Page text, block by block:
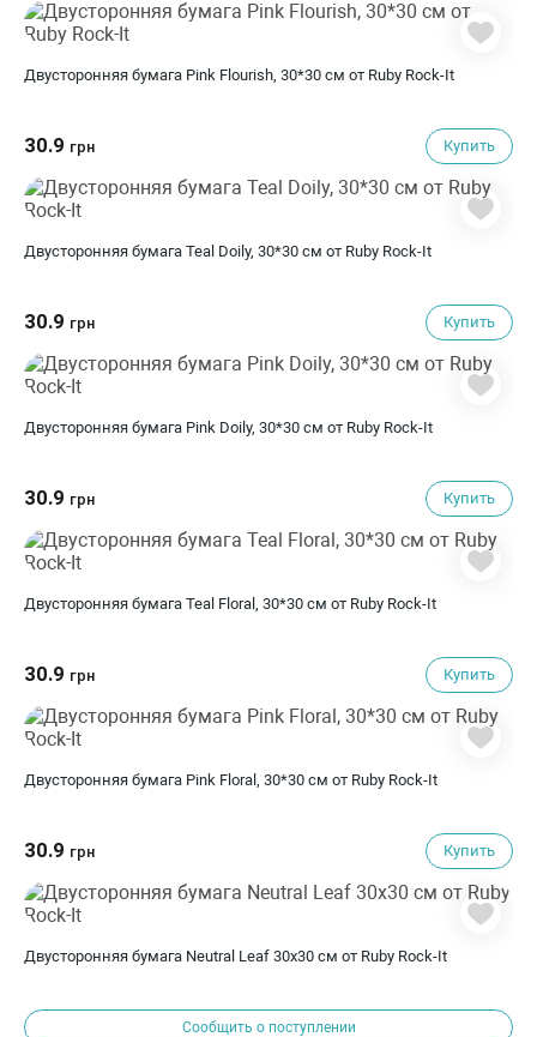
Двусторонняя бумага Pink Flourish, 30*30 см от Ruby Rock-It
30.9 грн Купить
Двусторонняя бумага Teal Doily, 30*30 см от Ruby Rock-It
30.9 грн Купить
Двусторонняя бумага Pink Doily, 30*30 см от Ruby Rock-It
30.9 грн Купить
Двусторонняя бумага Teal Floral, 30*30 см от Ruby Rock-It
30.9 грн Купить
Двусторонняя бумага Pink Floral, 30*30 см от Ruby Rock-It
30.9 грн Купить
Двусторонняя бумага Neutral Leaf 30х30 см от Ruby Rock-It
Сообщить о поступлении